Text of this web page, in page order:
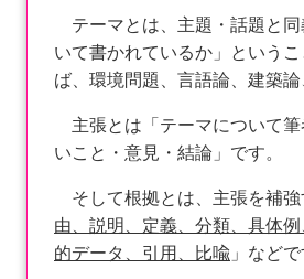
テーマとは、主題・話題と同
いて書かれているか」というこ
ば、環境問題、言語論、建築論
主張とは「テーマについて筆
いこと・意見・結論」です。
そして根拠とは、主張を補強
由、説明、定義、分類、具体
的データ、引用、比喩 」などで